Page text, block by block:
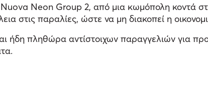
Nuova Neon Group 2, από μια κωμόπολη κοντά
παραλίες, ώστε να μη διακοπεί η
ήδη πληθώρα αντίστοιχων παραγγελιών για